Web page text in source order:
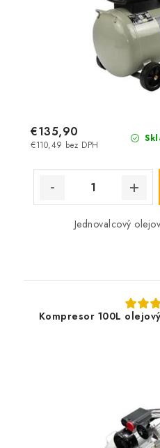
€110,49 bez DPH
€135,90
Jednovalcový
Kompresor 100L